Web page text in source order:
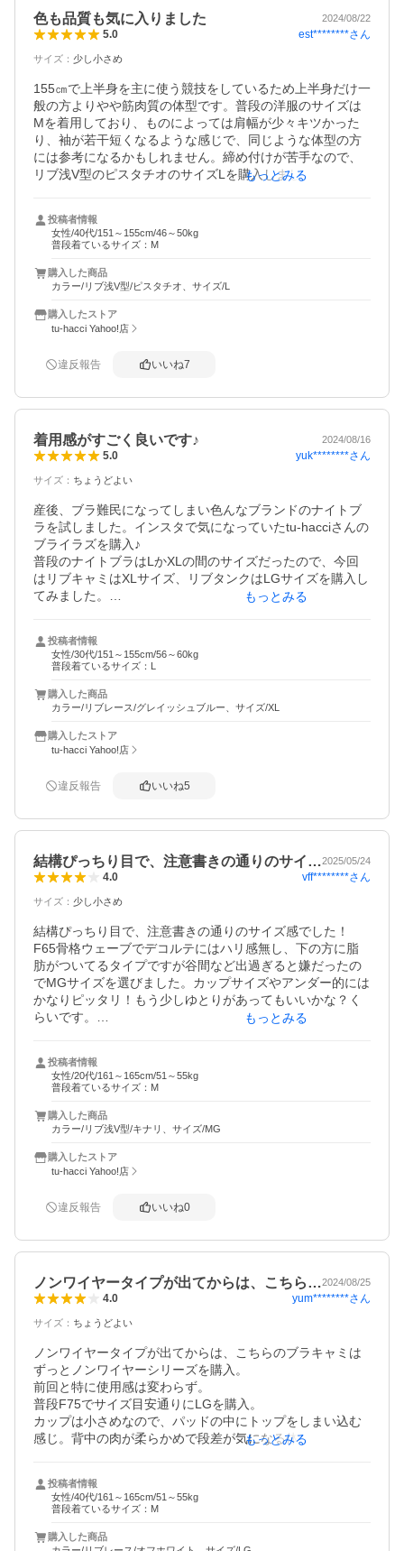
色も品質も気に入りました 2024/08/22
5.0 est********さん
サイズ ： 少し小さめ
155㎝で上半身を主に使う競技をしているため上半身だけ一
般の方よりやや筋肉質の体型です。普段の洋服のサイズは
Mを着用しており、ものによっては肩幅が少々キツかった
り、袖が若干短くなるような感じで、同じような体型の方
には参考になるかもしれません。締め付けが苦手なので、
リブ浅V型のピスタチオのサイズLを購入しました。商品の
思ったほど暑くなく蒸れもそこまで感じません。脇にかけ
てシュッとしている形状部分が私の体型に合わず、布がヨ
るためそれほど気にはなりません。私には少々キュッとし
て感じるサイズでしたが、ストラップも柔らかく腕の上げ
下げに支障がないので、競技中の着用も出来そうです。一
日着用してみた感想は、汗でべたべた張り付いたり息苦し
りそうです。同時購入したワイヤー入りと比べると、胸元
もっとみる
投稿者情報
女性/40代/151～155cm/46～50kg
普段着ているサイズ：M
購入した商品
カラー/リブ浅V型/ピスタチオ、サイズ/L
購入したストア
tu-hacci Yahoo!店
違反報告 いいね7
着用感がすごく良いです♪ 2024/08/16
5.0 yuk********さん
サイズ ： ちょうどよい
産後、ブラ難民になってしまい色んなブランドのナイトブ
ラを試しました。インスタで気になっていたtu-hacciさんの
ブライラズを購入♪
普段のナイトブラはLかXLの間のサイズだったので、今回
はリブキャミはXLサイズ、リブタンクはLGサイズを購入し
てみました。
て、下着と肌着の少しの段差も気にならず服に響かずしっ
かり胸の形はキープ！大満足です✨２つのサイズの着用感
胸が収まる感じがあり、タンクタイプは普段と同じサイズ
でちょうど良いかな？って感じでした！
もっとみる
投稿者情報
女性/30代/151～155cm/56～60kg
普段着ているサイズ：L
購入した商品
カラー/リブレース/グレイッシュブルー、サイズ/XL
購入したストア
tu-hacci Yahoo!店
違反報告 いいね5
結構ぴっちり目で、注意書きの通りのサイ…2025/05/24
4.0 vff********さん
サイズ ： 少し小さめ
結構ぴっちり目で、注意書きの通りのサイズ感でした！
F65骨格ウェーブでデコルテにはハリ感無し、下の方に脂
肪がついてるタイプですが谷間など出過ぎると嫌だったの
でMGサイズを選びました。カップサイズやアンダー的には
かなりピッタリ！もう少しゆとりがあってもいいかな？く
らいです。
は感じました。ユニ〇ロやG◇の類似品も持っていますが
あちらはかなりゆったり目のざっくりサイズで洗濯するう
ているこちらはもう少ししっかり持ってくれることを期待
してます！
もっとみる
投稿者情報
女性/20代/161～165cm/51～55kg
普段着ているサイズ：M
購入した商品
カラー/リブ浅V型/キナリ、サイズ/MG
購入したストア
tu-hacci Yahoo!店
違反報告 いいね0
ノンワイヤータイプが出てからは、こちら…2024/08/25
4.0 yum********さん
サイズ ： ちょうどよい
ノンワイヤータイプが出てからは、こちらのブラキャミは
ずっとノンワイヤーシリーズを購入。
前回と特に使用感は変わらず。
普段F75でサイズ目安通りにLGを購入。
カップは小さめなので、パッドの中にトップをしまい込む
感じ。背中の肉が柔らかめで段差が気になる体型なので、
ユニクロのように胸のラインがだらしなくもならないので
愛用しています。
ずにキレイなラインを作るブラキャミがあれば年中使い倒
もっとみる
投稿者情報
女性/40代/161～165cm/51～55kg
普段着ているサイズ：M
購入した商品